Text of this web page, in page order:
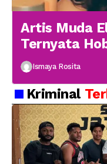
Artis Muda
Ternyata
Ismaya Rosita
Kriminal